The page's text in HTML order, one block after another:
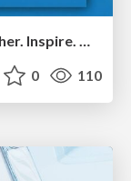
Moscow Python Meetup №108. Gather. Inspire. Deliver.
0 110